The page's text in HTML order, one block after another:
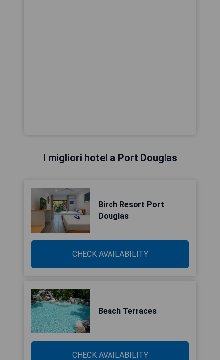
I migliori hotel a Port Douglas
Birch Resort Port
Douglas
CHECK AVAILABILITY
Beach Terraces
CHECK AVAILABILITY